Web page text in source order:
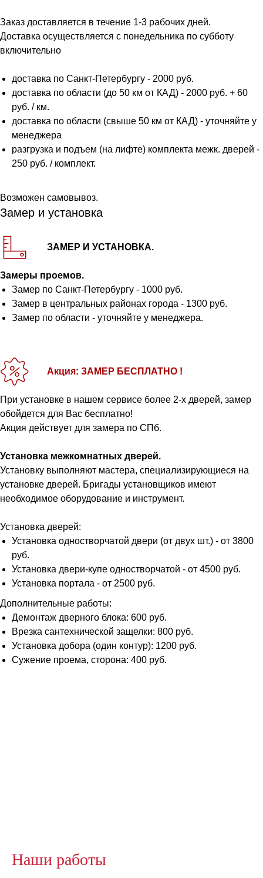
Заказ доставляется в течение 1-3 рабочих дней.
Доставка осуществляется с понедельника по субботу
включительно
доставка по Санкт-Петербургу - 2000 руб.
доставка по области (до 50 км от КАД) - 2000 руб. + 60
руб. / км.
доставка по области (свыше 50 км от КАД) - уточняйте у
менеджера
разгрузка и подъем (на лифте) комплекта межк. дверей -
250 руб. / комплект.
Возможен самовывоз.
Замер и установка
ЗАМЕР И УСТАНОВКА.
Замеры проемов.
Замер по Санкт-Петербургу - 1000 руб.
Замер в центральных районах города - 1300 руб.
Замер по области - уточняйте у менеджера.
Акция: ЗАМЕР БЕСПЛАТНО !
При установке в нашем сервисе более 2-х дверей, замер
обойдется для Вас бесплатно!
Акция действует для замера по СПб.
Установка межкомнатных дверей.
Установку выполняют мастера, специализирующиеся на
установке дверей. Бригады установщиков имеют
необходимое оборудование и инструмент.
Установка дверей:
Установка одностворчатой двери (от двух шт.) - от 3800
руб.
Установка двери-купе одностворчатой - от 4500 руб.
Установка портала - от 2500 руб.
Дополнительные работы:
Демонтаж дверного блока: 600 руб.
Врезка сантехнической защелки: 800 руб.
Установка добора (один контур): 1200 руб.
Сужение проема, сторона: 400 руб.
Наши работы